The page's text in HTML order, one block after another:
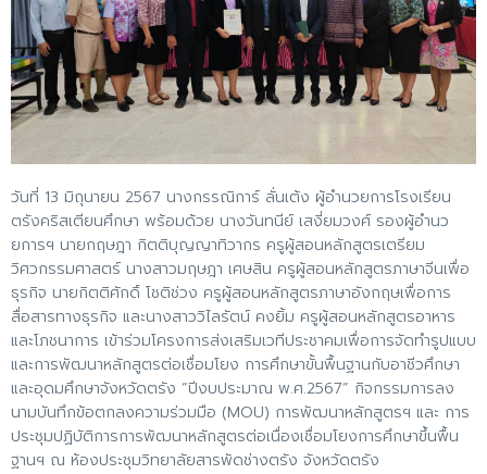
วันที่ 13 มิถุนายน 2567 นางกรรณิการ์ ลั่นเต้ง ผู้อำนวยการโรงเรียน
ตรังคริสเตียนศึกษา พร้อมด้วย นางวันทนีย์ เสงี่ยมวงศ์ รองผู้อำนว
ยการฯ นายกฤษฎา กิตติบุญญาทิวากร ครูผู้สอนหลักสูตรเตรียม
วิศวกรรมศาสตร์ นางสาวมฤษฎา เศษสิน ครูผู้สอนหลักสูตรภาษาจีนเพื่อ
ธุรกิจ นายกิตติศักดิ์ โชติช่วง ครูผู้สอนหลักสูตรภาษาอังกฤษเพื่อการ
สื่อสารทางธุรกิจ และนางสาววิไลรัตน์ คงยิ้ม ครูผู้สอนหลักสูตรอาหาร
และโภชนาการ เข้าร่วมโครงการส่งเสริมเวทีประชาคมเพื่อการจัดทำรูปแบบ
และการพัฒนาหลักสูตรต่อเชื่อมโยง การศึกษาขั้นพื้นฐานกับอาชีวศึกษา
และอุดมศึกษาจังหวัดตรัง “ปีงบประมาณ พ.ศ.2567” กิจกรรมการลง
นามบันทึกข้อตกลงความร่วมมือ (MOU) การพัฒนาหลักสูตรฯ และ การ
ประชุมปฏิบัติการการพัฒนาหลักสูตรต่อเนื่องเชื่อมโยงการศึกษาขึ้นพื้น
ฐานฯ ณ ห้องประชุมวิทยาลัยสารพัดช่างตรัง จังหวัดตรัง